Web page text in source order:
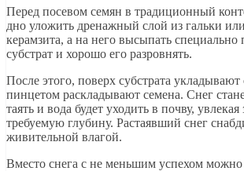
Перед посевом семян в традиционный
дно уложить дренажный слой из гальки
керамзита, а на него высыпать
субстрат и хорошо его разровнять.
После этого, поверх субстрата укладывают
пинцетом раскладывают семена. Снег
таять и вода будет уходить в почву,
требуемую глубину. Растаявший снег
живительной влагой.
Вместо снега с не меньшим успехом